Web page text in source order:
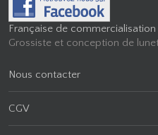
Française de commercialisation
Grossiste et conception de
Nous contacter
CGV